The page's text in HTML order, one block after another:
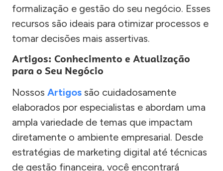
formalização e gestão do seu negócio. Esses
recursos são ideais para otimizar processos e
tomar decisões mais assertivas.
Artigos: Conhecimento e Atualização
para o Seu Negócio
Nossos Artigos são cuidadosamente
elaborados por especialistas e abordam uma
ampla variedade de temas que impactam
diretamente o ambiente empresarial. Desde
estratégias de marketing digital até técnicas
de gestão financeira, você encontrará